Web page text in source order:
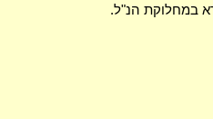
במחלוקת הנ"ל.